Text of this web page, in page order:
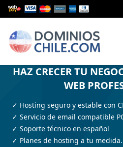
REGISTRA UN
EMPIEZA
✓ Registros Dominios a su
✓ Registra tu dominio. Elige
✓ Enviamos emails de
✓ Dominio protegido ante robos
HAZ CRECER TU
WEB
✓ Hosting seguro y estable con
✓ Servicio de email compatible
✓ Soporte técnico en español
✓ Planes de hosting a tu